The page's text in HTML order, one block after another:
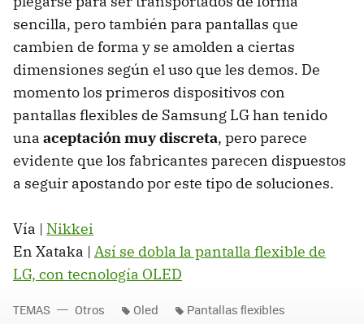
sencilla, pero también para pantallas que
cambien de forma y se amolden a ciertas
dimensiones según el uso que les demos. De
momento los primeros dispositivos con
pantallas flexibles de Samsung LG han tenido
una aceptación muy discreta, pero parece
evidente que los fabricantes parecen dispuestos
a seguir apostando por este tipo de soluciones.
Vía | Nikkei
En Xataka | Así se dobla la pantalla flexible de
LG, con tecnología OLED
TEMAS Otros Oled Pantallas flexibles